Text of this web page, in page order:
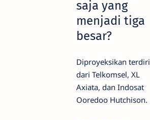
saja yang
menjadi tiga
besar?
Diproyeksikan terdiri
dari Telkomsel, XL
Axiata, dan Indosat
Ooredoo Hutchison.